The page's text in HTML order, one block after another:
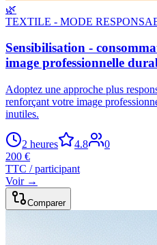
🌿
TEXTILE - MODE
Sensibilisation -
image professionnelle
Adoptez une approche plus
renforçant votre image
inutiles.
2 heures 4.8
0
200 €
TTC / participant
Voir →
Comparer